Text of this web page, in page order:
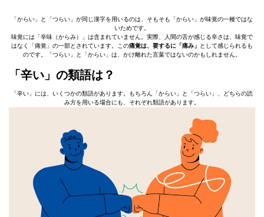
「からい」と「つらい」が同じ漢字を用いるのは、そもそも「からい」が味覚の一種ではな
いためです。
味覚には「辛味（からみ）」は含まれていません。実際、人間の舌が感じる辛さは、味覚で
はなく「痛覚」の一部とされています。この痛覚は、要するに「痛み」
として感じられるも
のです。「つらい」と「からい」は、かけ離れた言葉ではないのかもしれません。
「辛い」の類語は？
「辛い」には、いくつかの類語があります。もちろん「からい」と「つらい」、どちらの読
み方を用いる場合にも、それぞれ類語があります。